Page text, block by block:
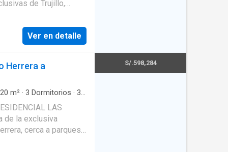
de Trujillo,
2.5 baños,
y su precio es de $
Ver en detalle
Herrera a
m² · 3 Dormitorios · 3
LAS
de la exclusiva
cerca a parques,
S/.598,284